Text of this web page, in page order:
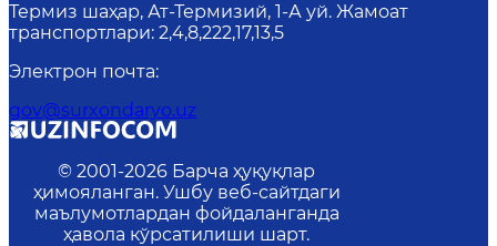
Термиз шаҳар, Ат-Термизий, 1-А уй. Жамоат
транспортлари: 2,4,8,222,17,13,5
Электрон почта:
gov@surxondaryo.uz
© 2001-2026 Барча ҳуқуқлар
ҳимояланган. Ушбу веб-сайтдаги
маълумотлардан фойдаланганда
ҳавола кўрсатилиши шарт.